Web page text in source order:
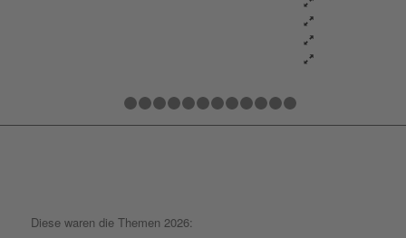
1 2 3 4 5 6 7
Diese waren die Themen 2026: